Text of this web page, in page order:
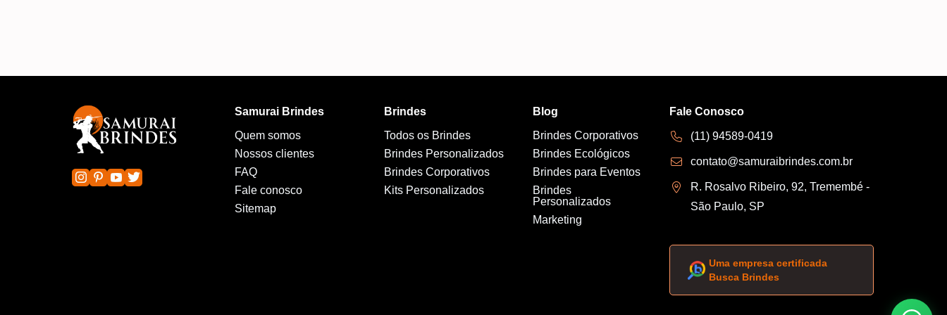
Samurai Brindes
Quem somos
Nossos clientes
FAQ
Fale conosco
Sitemap
Brindes
Todos os Brindes
Brindes Personalizados
Brindes Corporativos
Kits Personalizados
Blog
Brindes Corporativos
Brindes Ecológicos
Brindes para Eventos
Brindes
Personalizados
Marketing
Fale Conosco
(11) 94589-0419
contato@samuraibrindes.com.br
R. Rosalvo Ribeiro, 92, Tremembé -
São Paulo, SP
Uma empresa certificada
Busca Brindes